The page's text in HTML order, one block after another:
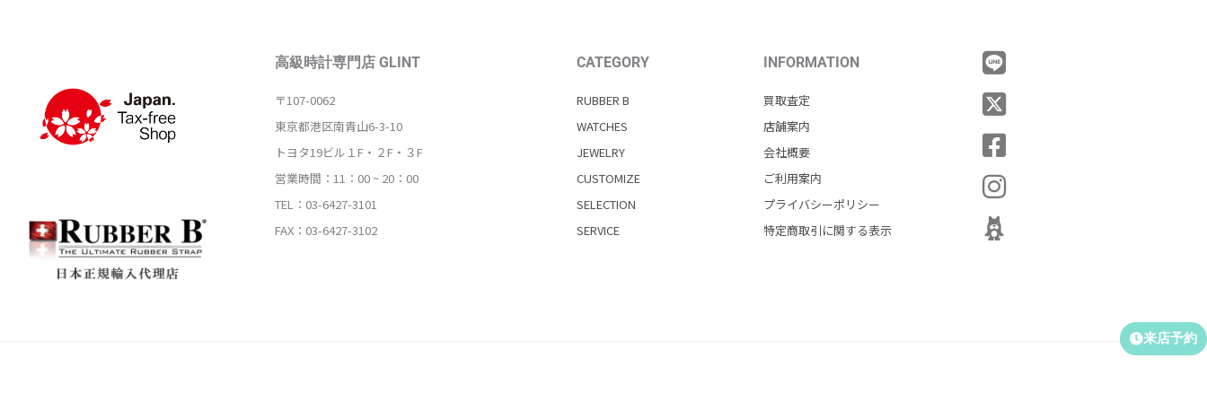
高級時計専門店 GLINT
〒107-0062
東京都港区南青山6-3-10
トヨタ19ビル１F・２F・３F
営業時間：11：00 ~ 20：00
TEL：03-6427-3101
FAX：03-6427-3102
CATEGORY
RUBBER B
WATCHES
JEWELRY
CUSTOMIZE
SELECTION
SERVICE
INFORMATION
買取査定
店舗案内
会社概要
ご利用案内
プライバシーポリシー
特定商取引に関する表示
来店予約